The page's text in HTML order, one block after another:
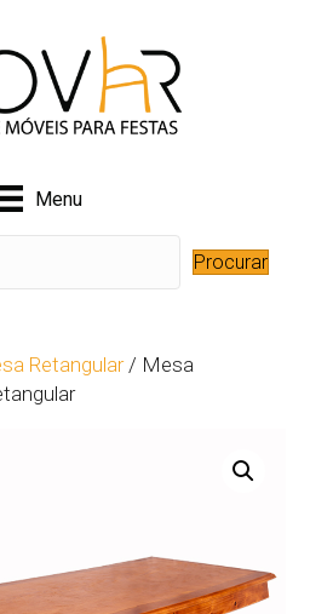
Menu
Procurar
Retangular/ Mesa